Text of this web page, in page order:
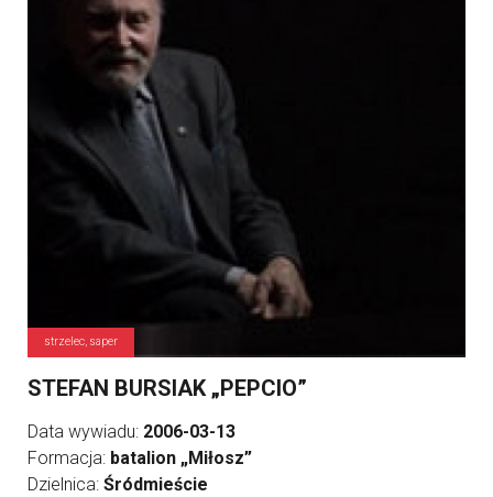
strzelec, saper
STEFAN BURSIAK „PEPCIO”
Data wywiadu: 2006-03-13
Formacja: batalion „Miłosz”
Dzielnica: Śródmieście